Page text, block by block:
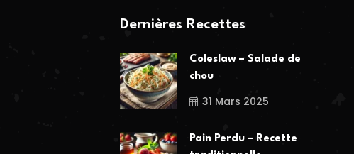
Dernières Recettes
Coleslaw – Salade de
chou
31 Mars 2025
Pain Perdu – Recette